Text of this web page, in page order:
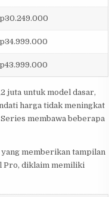
juta untuk model dasar,
harga tidak meningkat
membawa beberapa
memberikan tampilan
Pro, diklaim memiliki